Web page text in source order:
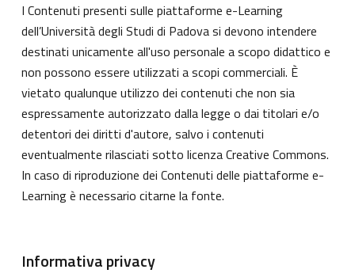
I Contenuti presenti sulle piattaforme e-Learning
dell’Università degli Studi di Padova si devono intendere
destinati unicamente all'uso personale a scopo didattico e
non possono essere utilizzati a scopi commerciali. È
vietato qualunque utilizzo dei contenuti che non sia
espressamente autorizzato dalla legge o dai titolari e/o
detentori dei diritti d'autore, salvo i contenuti
eventualmente rilasciati sotto licenza Creative Commons.
In caso di riproduzione dei Contenuti delle piattaforme e-
Learning è necessario citarne la fonte.
Informativa privacy